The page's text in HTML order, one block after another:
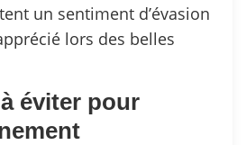
un sentiment d’évasion
lors des belles
éviter pour